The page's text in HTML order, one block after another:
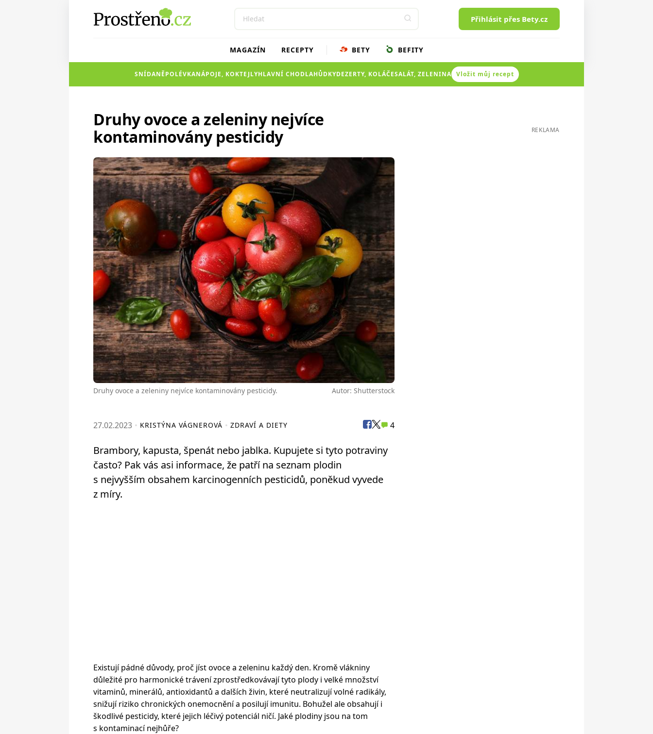
Přihlásit přes Bety.cz
MAGAZÍN RECEPTY BETY BEFITY
SNÍDANĚPOLÉVKANÁPOJE, KOKTEJLYHLAVNÍ CHODLAHŮDKYDEZERTY, KOLÁČESALÁT, ZELENINA Vložit můj recept
Druhy ovoce a zeleniny nejvíce
kontaminovány pesticidy
Druhy ovoce a zeleniny nejvíce kontaminovány pesticidy. Autor: Shutterstock
27.02.2023 KRISTÝNA VÁGNEROVÁ ZDRAVÍ A DIETY 4
Brambory, kapusta, špenát nebo jablka. Kupujete si tyto potraviny
často? Pak vás asi informace, že patří na seznam plodin
s nejvyšším obsahem karcinogenních pesticidů, poněkud vyvede
z míry.
Existují pádné důvody, proč jíst ovoce a zeleninu každý den. Kromě vlákniny
důležité pro harmonické trávení zprostředkovávají tyto plody i velké množství
vitaminů, minerálů, antioxidantů a dalších živin, které neutralizují volné radikály,
snižují riziko chronických onemocnění a posilují imunitu. Bohužel ale obsahují i
škodlivé pesticidy, které jejich léčivý potenciál ničí. Jaké plodiny jsou na tom
s kontaminací nejhůře?
REKLAMA